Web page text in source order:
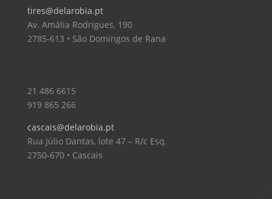
tires@delarobia.pt
Av. Amália Rodrigues, 190
2785-613 • São Domingos de Rana
21 486 6615
919 865 266
cascais@delarobia.pt
Rua Júlio Dantas, lote 47 – R/c Esq.
2750-670 • Cascais